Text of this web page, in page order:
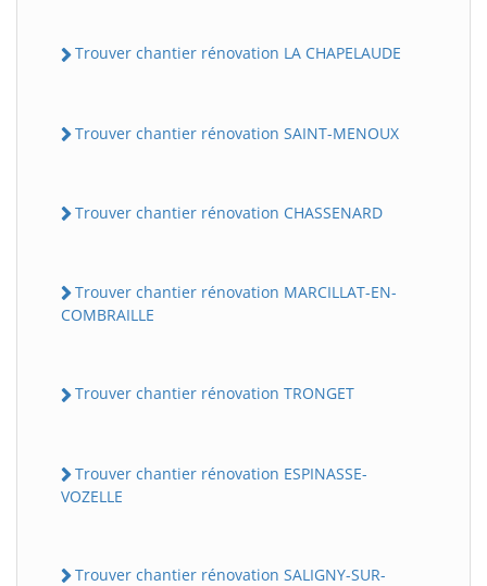
Trouver chantier rénovation LA CHAPELAUDE
Trouver chantier rénovation SAINT-MENOUX
Trouver chantier rénovation CHASSENARD
Trouver chantier rénovation MARCILLAT-EN-
COMBRAILLE
Trouver chantier rénovation TRONGET
Trouver chantier rénovation ESPINASSE-
VOZELLE
Trouver chantier rénovation SALIGNY-SUR-